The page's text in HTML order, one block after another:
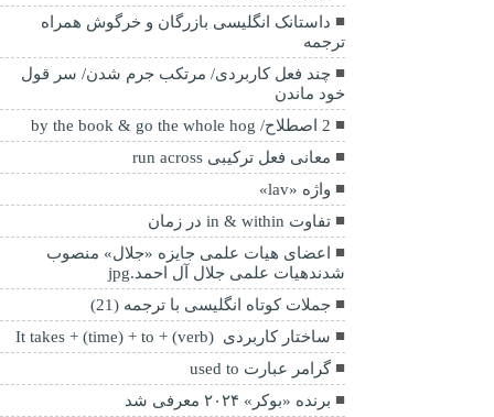
داستانک انگلیسی بازرگان و خرگوش همراه
ترجمه
چند فعل کاربردی/ مرتکب جرم شدن/ سر قول
خود ماندن
2 اصطلاح/ by the book & go the whole hog
معانی فعل ترکیبی run across
واژه «lav»
تفاوت in & within در زمان
اعضای هیات علمی جایزه «جلال» منصوب
شدندهیات علمی جلال آل احمد.jpg
جملات کوتاه انگلیسی با ترجمه (21)
ساختار کاربردی It takes + (time) + to + (verb)
گرامر عبارت used to
برنده «بوکر» ۲۰۲۴ معرفی شد